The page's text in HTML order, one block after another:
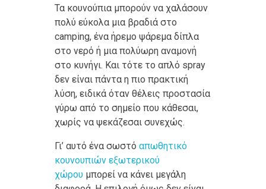
Τα κουνούπια μπορούν να χαλάσουν
πολύ εύκολα μια βραδιά στο
camping, ένα ήρεμο ψάρεμα δίπλα
στο νερό ή μια πολύωρη αναμονή
στο κυνήγι. Και τότε το απλό spray
δεν είναι πάντα η πιο πρακτική
λύση, ειδικά όταν θέλεις προστασία
γύρω από το σημείο που κάθεσαι,
χωρίς να ψεκάζεσαι συνεχώς.
Γι’ αυτό ένα σωστό απωθητικό
κουνουπιών εξωτερικού
χώρου μπορεί να κάνει μεγάλη